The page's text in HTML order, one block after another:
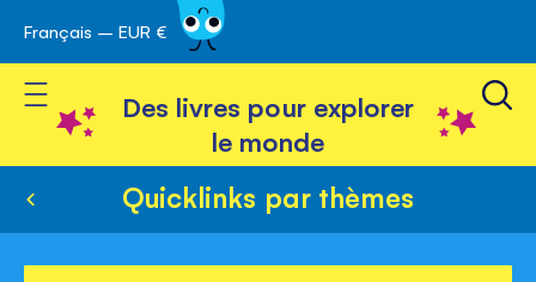
Skip
to
Content
Français – EUR €
Toggle Nav
Des livres pour explorer
le monde
Quicklinks par thèmes